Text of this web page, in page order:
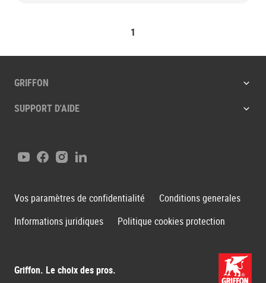
1
GRIFFON
SUPPORT D'AIDE
Griffon. Le choix des pros.
YoutubeFacebook
Instagram
LinkedIn
Vos paramètres de confidentialité
Conditions generales
Informations juridiques
Politique cookies protection